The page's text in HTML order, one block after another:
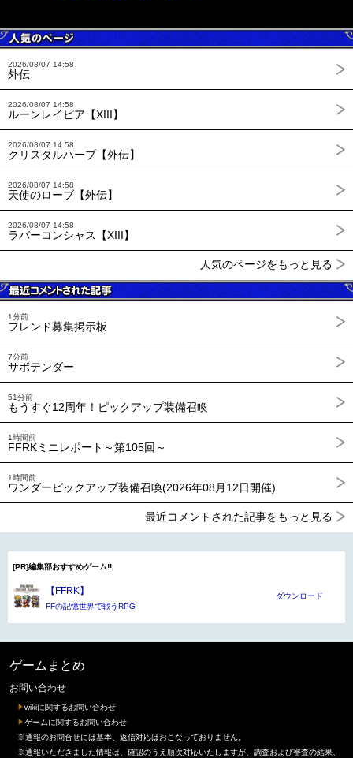
2026/08/07 14:58
外伝
2026/08/07 14:58
ルーンレイピア【XIII】
2026/08/07 14:58
クリスタルハープ【外伝】
2026/08/07 14:58
天使のローブ【外伝】
2026/08/07 14:58
ラバーコンシャス【XIII】
人気のページをもっと見る
1分前
フレンド募集掲示板
7分前
サボテンダー
51分前
もうすぐ12周年！ピックアップ装備召喚
1時間前
FFRKミニレポート～第105回～
1時間前
ワンダーピックアップ装備召喚(2026年08月12日開催)
最近コメントされた記事をもっと見る
[PR]編集部おすすめゲーム!!
【FFRK】
FFの記憶世界で戦うRPG
ダウンロード
ゲームまとめ
お問い合わせ
wikiに関するお問い合わせ
ゲームに関するお問い合わせ
※通報のお問合せには基本、返信対応はおこなっておりません。
※通報いただきました情報は、確認のうえ順次対応いたしますが、調査および審査の結果、